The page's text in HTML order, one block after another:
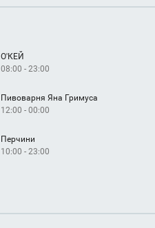
О'КЕЙ
08:00 - 23:00
Пивоварня Яна Гримуса
12:00 - 00:00
Перчини
10:00 - 23:00